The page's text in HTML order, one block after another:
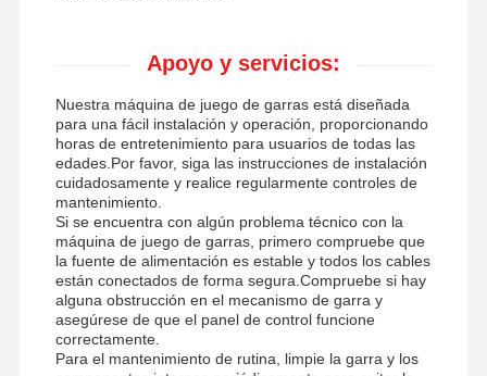
Apoyo y servicios:
Nuestra máquina de juego de garras está diseñada
para una fácil instalación y operación, proporcionando
horas de entretenimiento para usuarios de todas las
edades.Por favor, siga las instrucciones de instalación
cuidadosamente y realice regularmente controles de
mantenimiento.
Si se encuentra con algún problema técnico con la
máquina de juego de garras, primero compruebe que
la fuente de alimentación es estable y todos los cables
están conectados de forma segura.Compruebe si hay
alguna obstrucción en el mecanismo de garra y
asegúrese de que el panel de control funcione
correctamente.
Para el mantenimiento de rutina, limpie la garra y los